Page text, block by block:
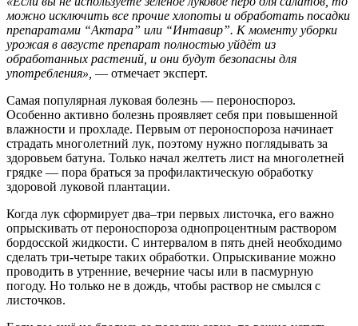
можно исключить все прочие хлопоты и обработать посадки
препаратами “Актара” или “Интавир”. К моменту уборки
урожая в августе препарат полностью уйдёт из
обработанных растений, и они будут безопасны для
употребления», — отмечает эксперт.
Самая популярная луковая болезнь — пероноспороз.
Особенно активно болезнь проявляет себя при повышенной
влажности и прохладе. Первым от пероноспороза начинает
страдать многолетний лук, поэтому нужно поглядывать за
здоровьем батуна. Только начал желтеть лист на многолетней
грядке — пора браться за профилактическую обработку
здоровой луковой плантации.
Когда лук сформирует два–три первых листочка, его важно
опрыскивать от пероноспороза однопроцентным раствором
бордосской жидкости. С интервалом в пять дней необходимо
сделать три-четыре таких обработки. Опрыскивание можно
проводить в утренние, вечерние часы или в пасмурную
погоду. Но только не в дождь, чтобы раствор не смылся с
листочков.